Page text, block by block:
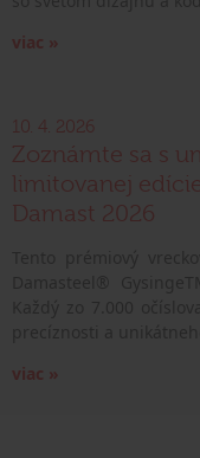
viac »
10. 4. 2026
Zoznámte sa s
limitovanej
Damast 2026
viac »